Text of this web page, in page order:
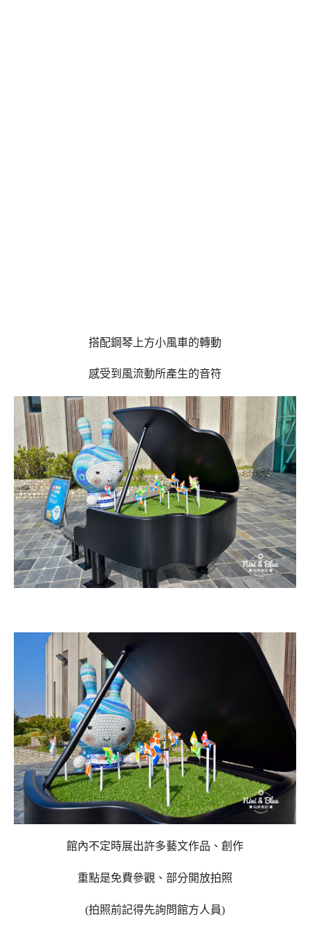
搭配鋼琴上方小風車的轉動
感受到風流動所產生的音符
館內不定時展出許多藝文作品、創作
重點是免費參觀、部分開放拍照
(拍照前記得先詢問館方人員)